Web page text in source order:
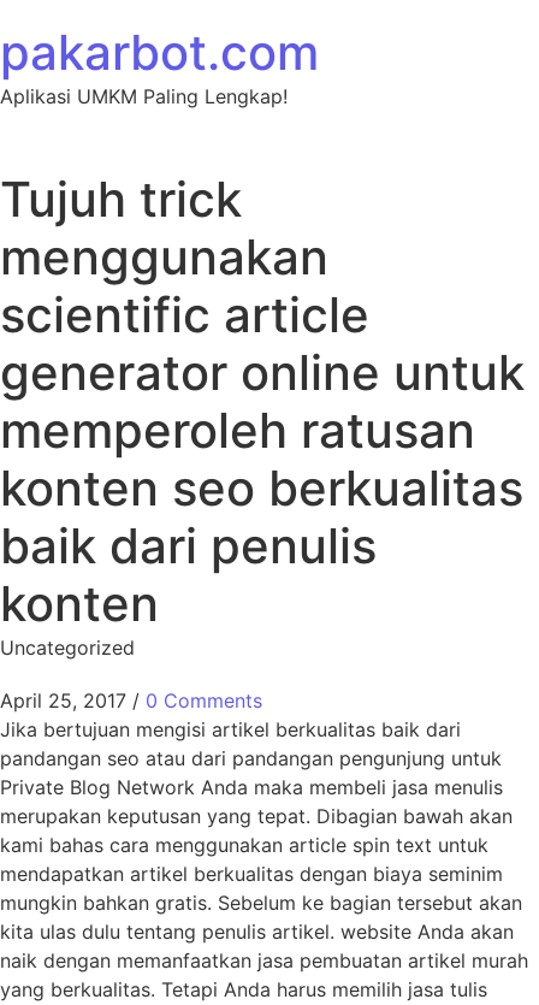
pakarbot.com
Aplikasi UMKM Paling Lengkap!
Tujuh trick
menggunakan
scientific article
generator online untuk
memperoleh ratusan
konten seo berkualitas
baik dari penulis
konten
Uncategorized
April 25, 2017 / 0 Comments
Jika bertujuan mengisi artikel berkualitas baik dari
pandangan seo atau dari pandangan pengunjung untuk
Private Blog Network Anda maka membeli jasa menulis
merupakan keputusan yang tepat. Dibagian bawah akan
kami bahas cara menggunakan article spin text untuk
mendapatkan artikel berkualitas dengan biaya seminim
mungkin bahkan gratis. Sebelum ke bagian tersebut akan
kita ulas dulu tentang penulis artikel. website Anda akan
naik dengan memanfaatkan jasa pembuatan artikel murah
yang berkualitas. Tetapi Anda harus memilih jasa tulis